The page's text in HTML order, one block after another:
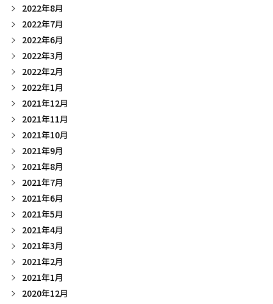
2022年8月
2022年7月
2022年6月
2022年3月
2022年2月
2022年1月
2021年12月
2021年11月
2021年10月
2021年9月
2021年8月
2021年7月
2021年6月
2021年5月
2021年4月
2021年3月
2021年2月
2021年1月
2020年12月